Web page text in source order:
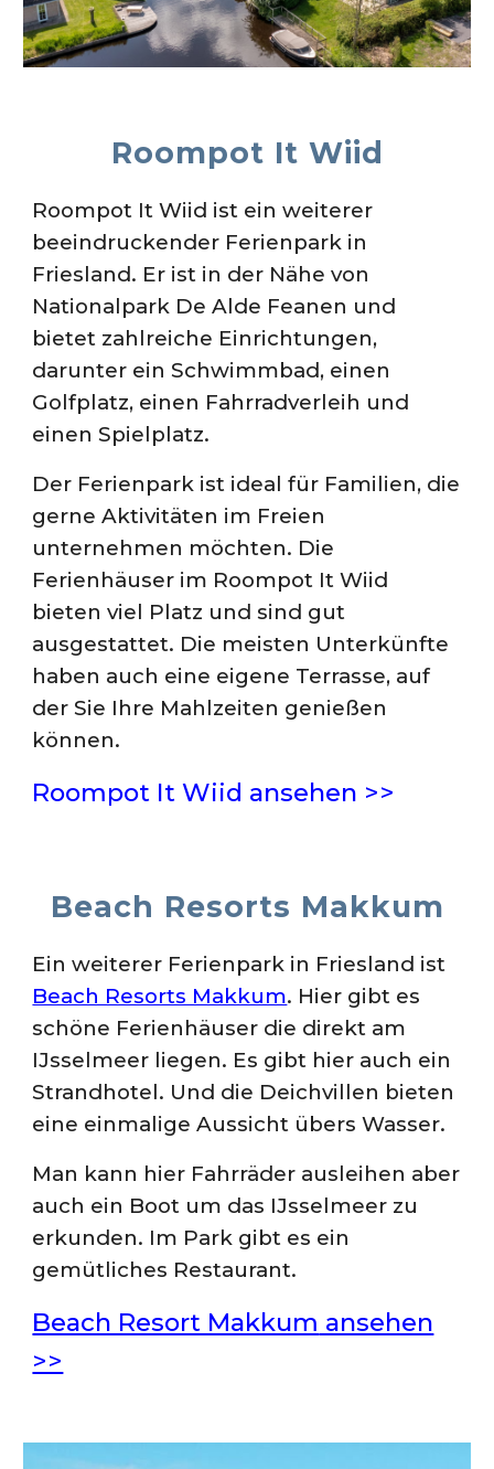
Roompot It Wiid
Roompot It Wiid ist ein weiterer
beeindruckender Ferienpark in
Friesland. Er ist in der Nähe von
Nationalpark De Alde Feanen und
bietet zahlreiche Einrichtungen,
darunter ein Schwimmbad, einen
Golfplatz, einen Fahrradverleih und
einen Spielplatz.
Der Ferienpark ist ideal für Familien, die
gerne Aktivitäten im Freien
unternehmen möchten. Die
Ferienhäuser im Roompot It Wiid
bieten viel Platz und sind gut
ausgestattet. Die meisten Unterkünfte
haben auch eine eigene Terrasse, auf
der Sie Ihre Mahlzeiten genießen
können.
Roompot It Wiid ansehen >>
Beach Resorts Makkum
Ein weiterer Ferienpark in Friesland ist
Beach Resorts Makkum. Hier gibt es
schöne Ferienhäuser die direkt am
IJsselmeer liegen. Es gibt hier auch ein
Strandhotel. Und die Deichvillen bieten
eine einmalige Aussicht übers Wasser.
Man kann hier Fahrräder ausleihen aber
auch ein Boot um das IJsselmeer zu
erkunden. Im Park gibt es ein
gemütliches Restaurant.
Beach Resort Makkum ansehen
>>